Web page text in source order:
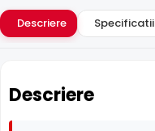
Descriere Specificatii
Descriere